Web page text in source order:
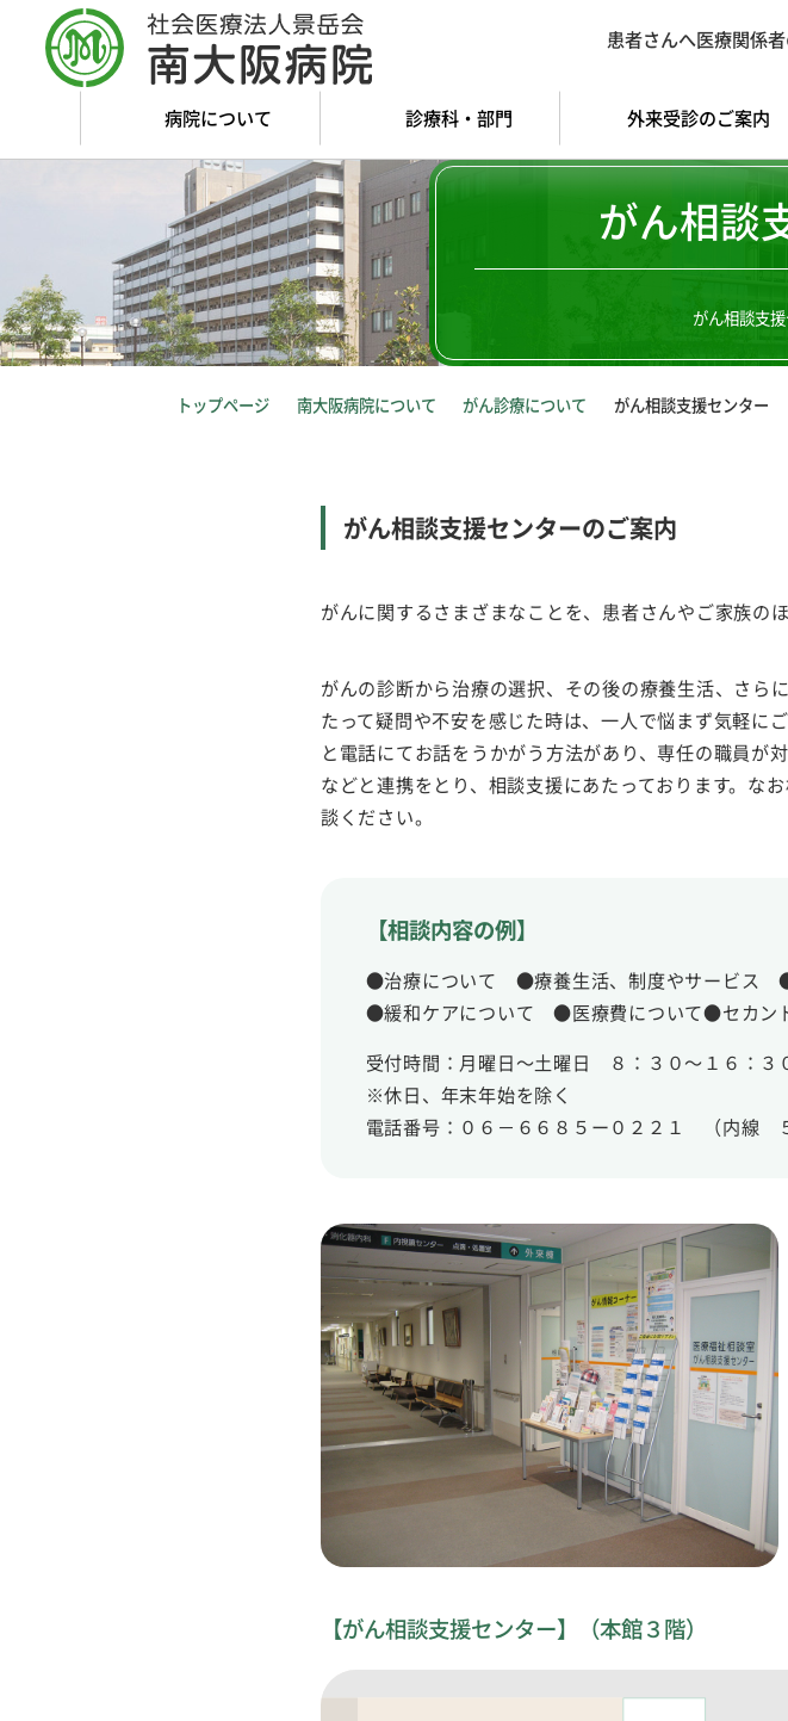
病院について 診療科・部門 外来受診のご案内
患者さんへ医療関係
がん相談
がん相談支
トップページ 南大阪病院について がん診療について がん相談支援センター
がん相談支援センターのご案内
がんに関するさまざまなことを、患者さんやご家族の
がんの診断から治療の選択、その後の療養生活、さら
たって疑問や不安を感じた時は、一人で悩まず気軽に
と電話にてお話をうかがう方法があり、専任の職員が
などと連携をとり、相談支援にあたっております。な
談ください。
【相談内容の例】
●治療について ●療養生活、制度やサービス
●緩和ケアについて ●医療費について●セカ
受付時間：月曜日～土曜日 ８：３０～１６：３
※休日、年末年始を除く
電話番号：０６－６６８５ー０２２１ （内線
【がん相談支援センター】（本館３階）